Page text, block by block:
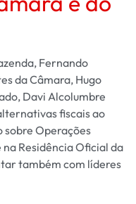
Fernando
da Câmara, Hugo
Davi Alcolumbre
fiscais ao
sobre Operações
Residência Oficial da
também com líderes